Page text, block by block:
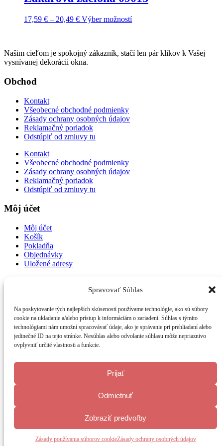
Spravovať Súhlas
Na poskytovanie tých najlepších skúseností používame technológie, ako sú súbory
cookie na ukladanie a/alebo prístup k informáciám o zariadení. Súhlas s týmito
technológiami nám umožní spracovávať údaje, ako je správanie pri prehliadaní alebo
jedinečné ID na tejto stránke. Nesúhlas alebo odvolanie súhlasu môže nepriaznivo
ovplyvniť určité vlastnosti a funkcie.
Prijať
Odmietnuť
Zobraziť predvoľby
Zásady používania súborov cookieZásady ochrany osobných údajov
17,59 € – 20,49 €Price
20,49 €
Výber možnostíTento
variantov.
Našim cieľom je spokojný zákazník, stačí len pár klikov k Vašej
vysnívanej dekorácii okna.
Obchod
Kontakt
Všeobecné obchodné podmienky
Zásady ochrany osobných údajov
Reklamačný poriadok
Odstúpiť od zmluvy tu
Kontakt
Všeobecné obchodné podmienky
Zásady ochrany osobných údajov
Reklamačný poriadok
Odstúpiť od zmluvy tu
Môj účet
Môj účet
Košík
Pokladňa
Objednávky
Uložené adresy
Objednávky
Uložené adresy
Kontakt
obchod@papavero.sk
© 2022 Papavero, všetky práva vyhradené | Aj toto je webstránka
VERVASI® - tvorba web stránok